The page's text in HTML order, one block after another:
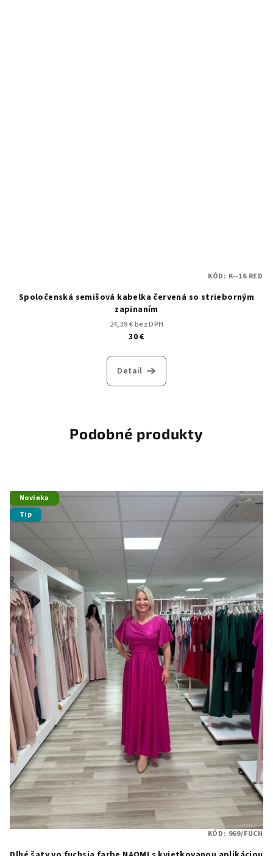
Spoločenská semišová kabelka červená so strieborným
zapinaním
24,39 € bez DPH
30 €
Detail
KÓD: K--16 RED
Podobné produkty
Novinka
Tip
KÓD: 969/FUCH